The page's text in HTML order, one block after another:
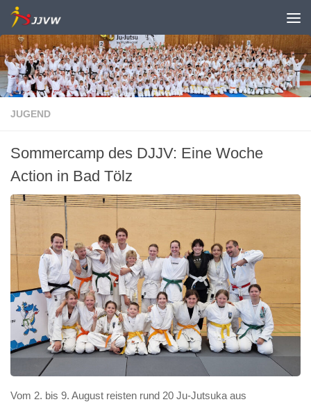
Zum Inhalt springen
JUGEND
Sommercamp des DJJV: Eine Woche
Action in Bad Tölz
Vom 2. bis 9. August reisten rund 20 Ju-Jutsuka aus